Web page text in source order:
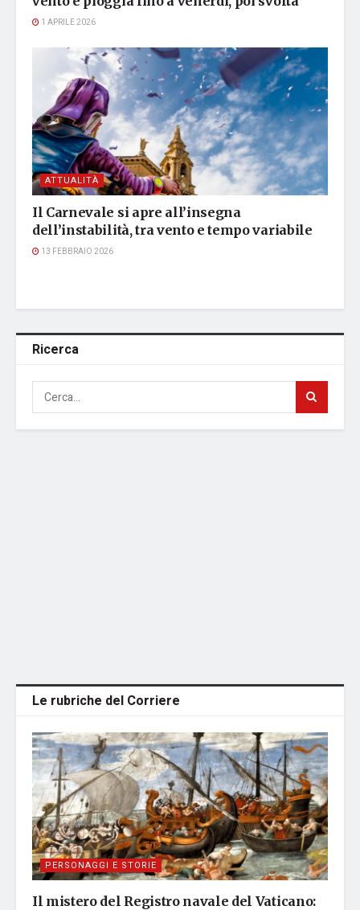
1 APRILE 2026
ATTUALITÀ
Il Carnevale si apre all’insegna
dell’instabilità, tra vento e tempo variabile
13 FEBBRAIO 2026
Ricerca
Le rubriche del Corriere
PERSONAGGI E STORIE
Il mistero del Registro navale del Vaticano: